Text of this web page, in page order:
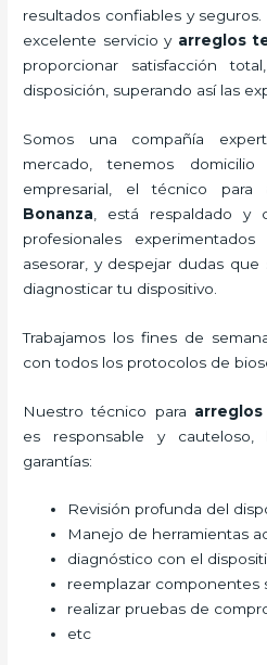
resultados confiables y
excelente servicio y arreglos
proporcionar satisfacción
disposición, superando así las
Somos una compañía
mercado, tenemos
empresarial, el técnico para
Bonanza , está respaldado y
profesionales
asesorar, y despejar dudas
diagnosticar tu dispositivo.
Trabajamos los fines de
con todos los protocolos de
Nuestro técnico para
es responsable y cauteloso,
garantías:
Revisión profunda del
Manejo de herramientas
diagnóstico con el
reemplazar componentes
realizar pruebas de
etc